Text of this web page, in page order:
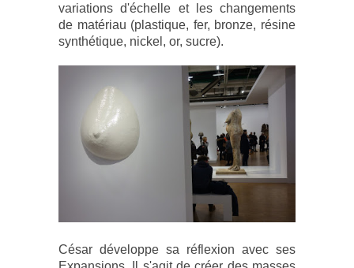
variations d'échelle et les changements
de matériau (plastique, fer, bronze, résine
synthétique, nickel, or, sucre).
César développe sa réflexion avec ses